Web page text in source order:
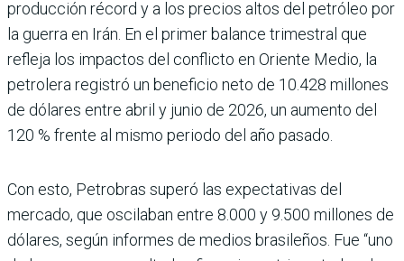
producción récord y a los precios altos del petróleo por
la guerra en Irán. En el primer balance trimestral que
refleja los impactos del conflicto en Oriente Medio, la
petrolera registró un beneficio neto de 10.428 millones
de dólares entre abril y junio de 2026, un aumento del
120 % frente al mismo periodo del año pasado.
Con esto, Petrobras superó las expectativas del
mercado, que oscilaban entre 8.000 y 9.500 millones de
dólares, según informes de medios brasileños. Fue “uno